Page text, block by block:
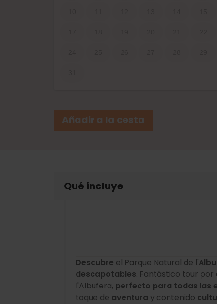
Añadir a la cesta
Qué incluye
Descubre el Parque Natural de l'
descapotables. Fantástico tour por
l'Albufera, perfecto para todas las
toque de aventura y contenido